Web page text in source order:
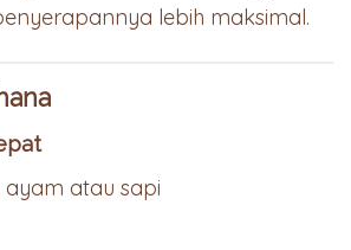
lebih maksimal.
atau sapi